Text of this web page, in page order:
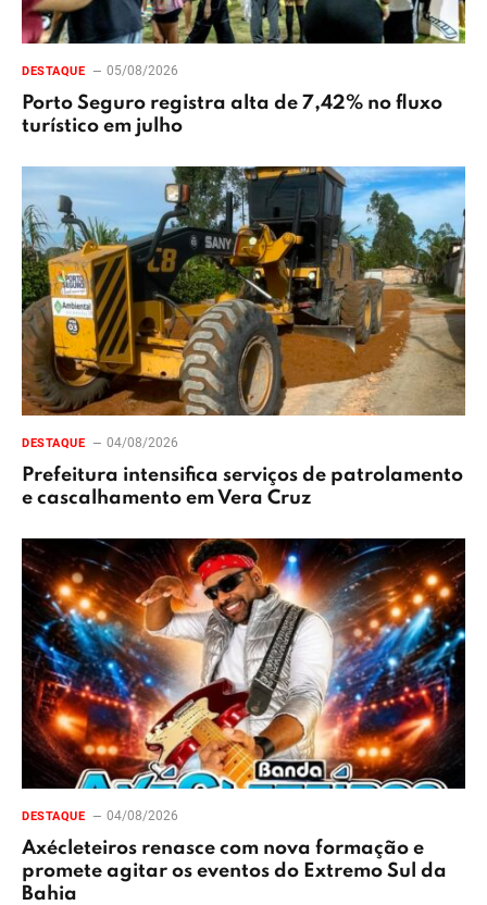
DESTAQUE 05/08/2026
Porto Seguro registra alta de 7,42% no fluxo
turístico em julho
DESTAQUE 04/08/2026
Prefeitura intensifica serviços de patrolamento
e cascalhamento em Vera Cruz
DESTAQUE 04/08/2026
Axécleteiros renasce com nova formação e
promete agitar os eventos do Extremo Sul da
Bahia